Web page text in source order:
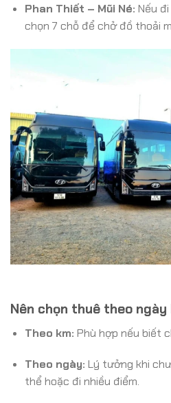
Phan Thiết – Mũi Né: Nếu
chọn 7 chỗ để chở đồ thoải
Nên chọn thuê theo
Theo km: Phù hợp nếu biết
Theo ngày: Lý tưởng khi
thể hoặc đi nhiều điểm.